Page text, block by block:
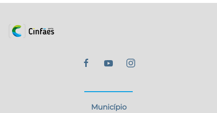
Município